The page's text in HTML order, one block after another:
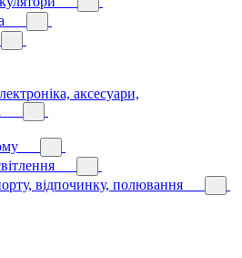
аксесуари,
відпочинку, полювання